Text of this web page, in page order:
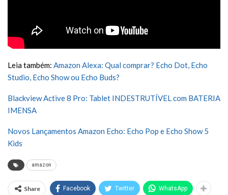
Leia também: Amazon Alexa: Qual comprar? Echo Dot, Echo
Studio, Echo Show ou Echo Buds?
Blackview Active 8 Pro: Tablet INDESTRUTÍVEL com BATERIA
IMENSA
Novos Lançamentos Amazon Echo: Echo Pop e Echo Show 5
Kids
amazon
Share Facebook Twitter WhatsApp